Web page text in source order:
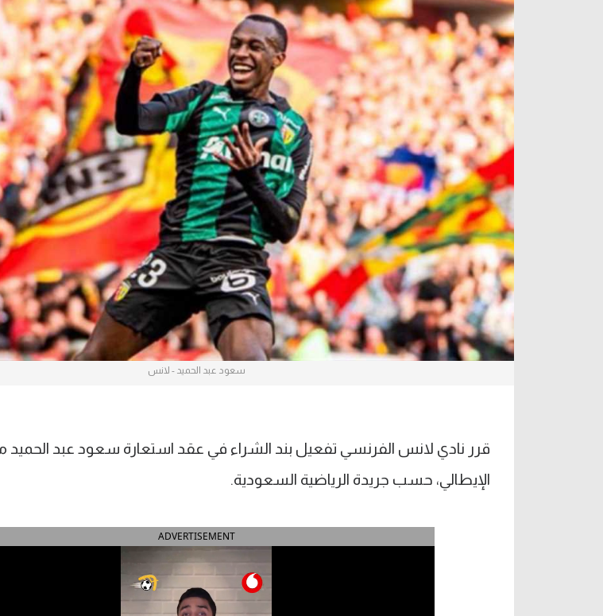
آراء حرة
ركن الألعاب
الدوري السعودي للمحترفين
دوري أبطال أوروبا
دوري أبطال إفريقيا
كل البطولات
دوري أبطال أوروبا
القسم الثاني
رياضات أخرى
سعود عبد الحميد - لانس
قرر نادي لانس الفرنسي تفعيل بند الشراء في عقد استعارة سعود عبد الحميد
الإيطالي، حسب جريدة الرياضية السعودية.
ADVERTISEMENT